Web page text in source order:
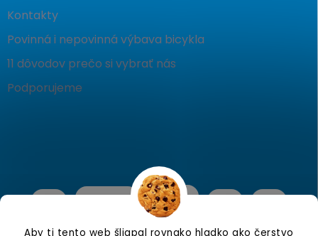
Aby ti tento web šliapal rovnako hladko ako čerstvo
Kontakty
Povinná i nepovinná výbava bicykla
11 dôvodov prečo si vybrať nás
Podporujeme